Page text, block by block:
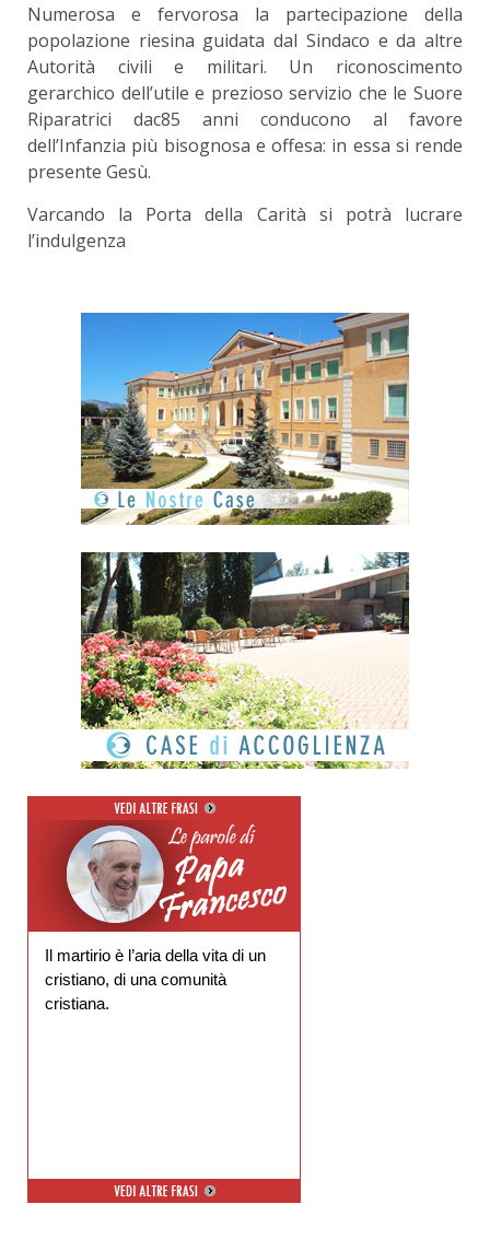
Numerosa e fervorosa la partecipazione della
popolazione riesina guidata dal Sindaco e da altre
Autorità civili e militari. Un riconoscimento
gerarchico dell’utile e prezioso servizio che le Suore
Riparatrici dac85 anni conducono al favore
dell’Infanzia più bisognosa e offesa: in essa si rende
presente Gesù.
Varcando la Porta della Carità si potrà lucrare
l’indulgenza
Il martirio è l’aria della vita di un
cristiano, di una comunità
cristiana.